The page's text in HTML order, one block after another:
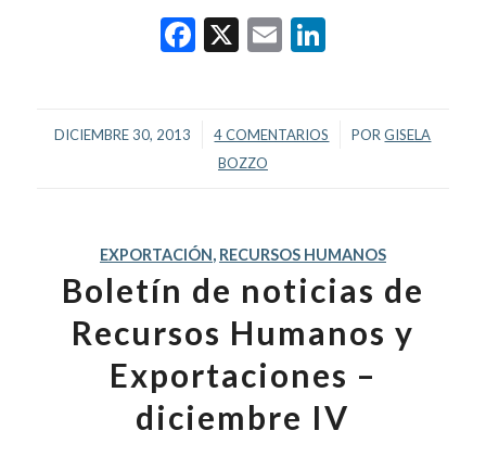
Facebook
X EmailLinkedIn
DICIEMBRE 30, 2013
/ 4 COMENTARIOS
/ PORGISELA
BOZZO
EXPORTACIÓN, RECURSOS HUMANOS
Boletín de noticias de
Recursos Humanos y
Exportaciones –
diciembre IV